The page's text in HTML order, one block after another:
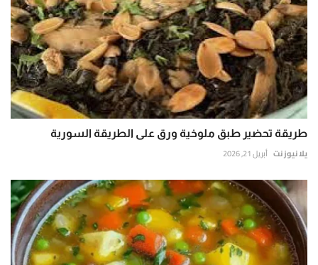
طريقة تحضير طبق ملوخية ورق على الطريقة السورية
يلا نيوز نت أبريل 21, 2026